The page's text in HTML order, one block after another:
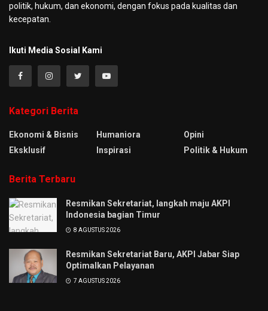
politik, hukum, dan ekonomi, dengan fokus pada kualitas dan
kecepatan.
Ikuti Media Sosial Kami
Kategori Berita
Ekonomi & Bisnis
Eksklusif
Humaniora
Inspirasi
Opini
Politik & Hukum
Berita Terbaru
Resmikan Sekretariat, langkah maju AKPI
Indonesia bagian Timur
8 AGUSTUS 2026
Resmikan Sekretariat Baru, AKPI Jabar Siap
Optimalkan Pelayanan
7 AGUSTUS 2026